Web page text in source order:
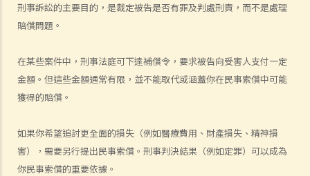
刑事訴訟的主要目的，是裁定被告是否有罪及判處刑責，而不是處理
賠償問題。
在某些案件中，刑事法庭可下達補償令，要求被告向受害人支付一定
金額。但這些金額通常有限，並不能取代或涵蓋你在民事索償中可能
獲得的賠償。
如果你希望追討更全面的損失（例如醫療費用、財產損失、精神損
害），需要另行提出民事索償。刑事判決結果（例如定罪）可以成為
你民事索償的重要依據。
傷者本人
我受傷後，何時可提出申索？
如何就人身傷害提出申索？
人身傷害訴訟所涉的法律程序
1. 申索信（原告人）及建設性的答覆（被告人）
2. 傳訊令狀
3. 申索陳述書